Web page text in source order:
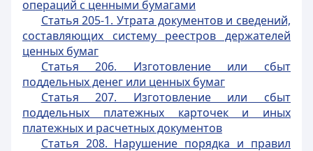
операций с ценными бумагами
Статья 205-1. Утрата документов и сведений,
составляющих систему реестров держателей
ценных бумаг
Статья 206. Изготовление или сбыт
поддельных денег или ценных бумаг
Статья 207. Изготовление или сбыт
поддельных платежных карточек и иных
платежных и расчетных документов
Статья 208. Нарушение порядка и правил